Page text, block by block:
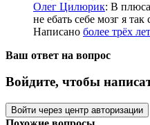
Олег Цилюрик: В
не ебать себе мозг я так
Написано более трёх
Ваш ответ на вопрос
Войдите, чтобы
Войти через центр авторизации